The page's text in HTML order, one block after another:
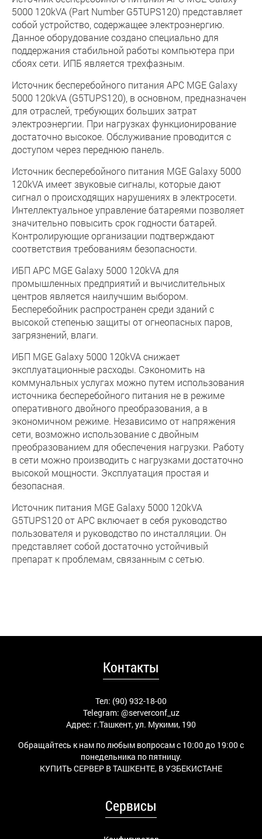
5000 120kVA (Part Number G5TUPS120) представляет
собой устройство, содержащее электроэнергию.
Данное оборудование создано специально для
поддержания стабильной работы компьютера при
сбоях сети. ИПБ является трехфазным.
Источник бесперебойного питания APC MGE Galaxy
5000 120kVA (G5TUPS120), в основном, предназначен
для отраслей, требующих больших затрат
электроэнергии. При нагрузках функционирование
достаточно высокое. Обслуживание проводится с
доступом через переднюю панель.
Источник бесперебойного питания MGE Galaxy 5000
120kVA имеет звуковые сигналы, которые дают
сигнал о происходящих нарушениях в электросети.
Интеллектуальное управление батареями позволяет
значительно повысить срок годности батарей.
Контролирующие организации подтверждают
соответствия требованиям безопасности.
ИБП APC MGE Galaxy 5000 120kVA для
промышленных предприятий и вычислительных
центров является наилучшим выбором.
Бесперебойник распространен среди зданий с
высокой степенью защиты от огнеопасных паров,
загрязнений, влаги.
ИБП MGE Galaxy 5000 120kVA снижает
эксплуатационные расходы. Сэкономить на
коммунальных услугах можно путем использования
источника бесперебойного питания не в режиме
оперативного двойного преобразования, а в
экономичном режиме. Независимо от напряжения
сети, возможно использование с двойным
преобразованием для обеспечения нагрузки. Работу
в сети можно производить с нагрузками достаточно
высокой мощности. Эксплуатация простая и
безопасная.
Источник питания MGE Galaxy 5000 120kVA
G5TUPS120 от APC включает в себя руководство
пользователя и руководство по инсталляции. Он
представляет собой достаточно устойчивый
препарат к проблемам, связанным с сетью.
Контакты
Тел: (90) 932-18-00
Telegram: @serverconf_uz
Адрес: г.Ташкент, ул. Мукими, 190
Обращайтесь к нам по любым вопросам с 10:00 до 19:00 с
понедельника по пятницу.
КУПИТЬ СЕРВЕР В ТАШКЕНТЕ, В УЗБЕКИСТАНЕ
Сервисы